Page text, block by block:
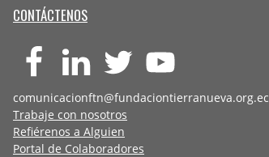
CONTÁCTENOS
comunicacionftn@fundaciontierranueva.org.ec
Trabaje con nosotros
Refiérenos a Alguien
Portal de Colaboradores